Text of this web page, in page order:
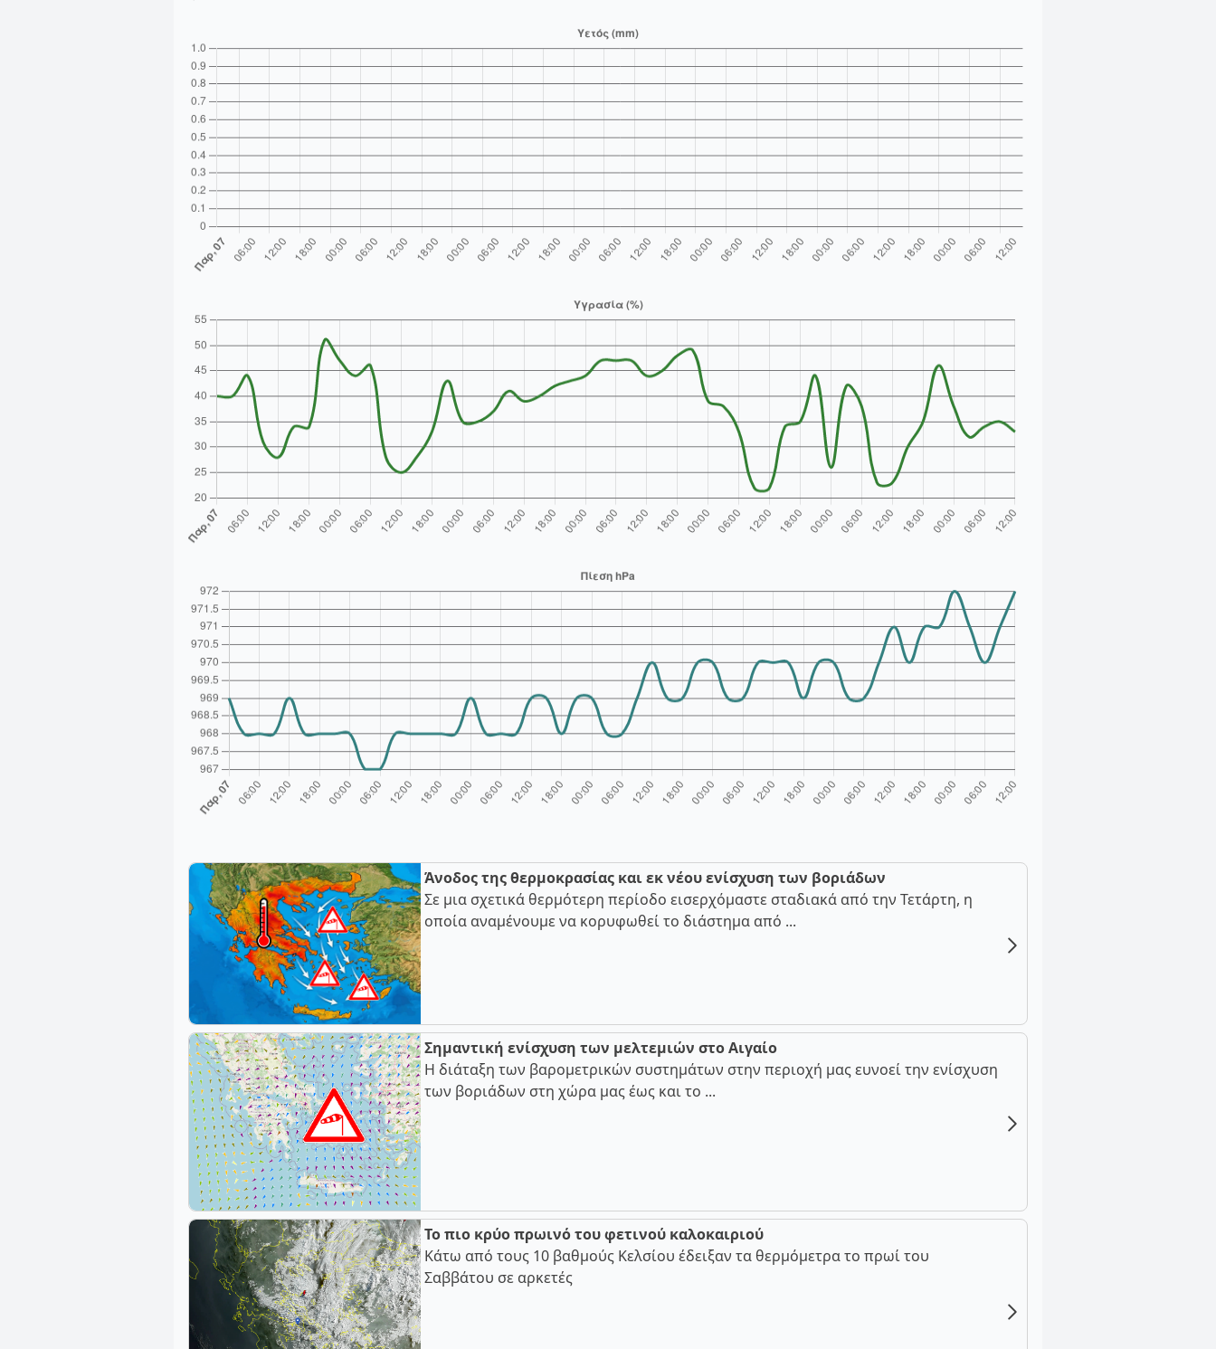
Άνοδος της θερμοκρασίας και εκ νέου ενίσχυση των βοριάδων
Σε μια σχετικά θερμότερη περίοδο εισερχόμαστε σταδιακά από την Τετάρτη, η
οποία αναμένουμε να κορυφωθεί το διάστημα από ...
Σημαντική ενίσχυση των μελτεμιών στο Αιγαίο
Η διάταξη των βαρομετρικών συστημάτων στην περιοχή μας ευνοεί την ενίσχυση
των βοριάδων στη χώρα μας έως και το ...
Το πιο κρύο πρωινό του φετινού καλοκαιριού
Κάτω από τους 10 βαθμούς Κελσίου έδειξαν τα θερμόμετρα το πρωί του
Σαββάτου σε αρκετές